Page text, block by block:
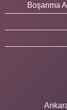
Boşanma